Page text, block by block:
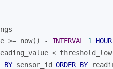
>= now() - INTERVAL 1
HOUR
<
BY sensor_id ORDER BY